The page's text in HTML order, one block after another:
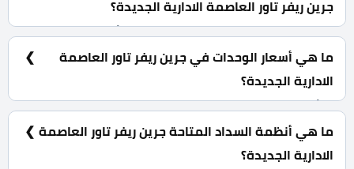
جرين ريفر تاور العاصمة الادارية الجديدة؟
محلات تجارية ومكاتب ادارية بمساحات تبدأ من 37 متر مربع.
ما هي أسعار الوحدات في جرين ريفر تاور العاصمة
الادارية الجديدة؟
تبدأ الأسعار من 4,775,000 جنية.
ما هي أنظمة السداد المتاحة جرين ريفر تاور العاصمة
الادارية الجديدة؟